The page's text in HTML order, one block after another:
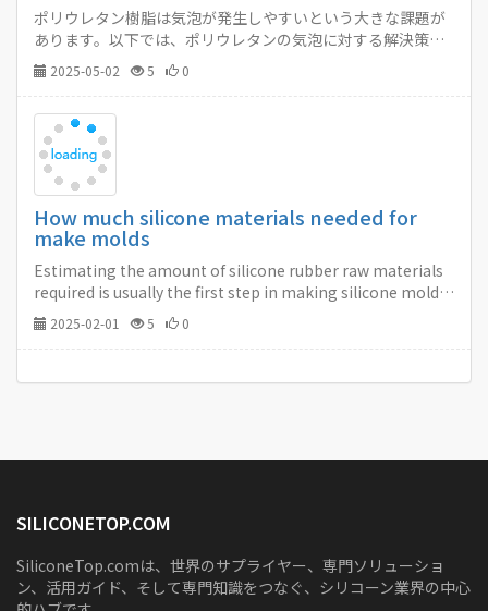
ポリウレタン樹脂は気泡が発生しやすいという大きな課題が
あります。以下では、ポリウレタンの気泡に対する解決策を
ご紹介します。…
2025-05-02 5 0
How much silicone materials needed for
make molds
Estimating the amount of silicone rubber raw materials
required is usually the first step in making silicone molds.
Not having enough material or having too much left over
is not only frustrating, but costly.…
2025-02-01 5 0
SILICONETOP.COM
SiliconeTop.comは、世界のサプライヤー、専門ソリューショ
ン、活用ガイド、そして専門知識をつなぐ、シリコーン業界の中心